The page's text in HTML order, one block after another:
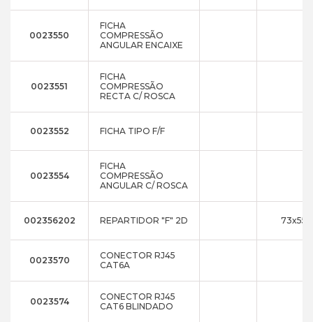
0023550
FICHA
COMPRESSÃO
ANGULAR ENCAIXE
0023551
FICHA
COMPRESSÃO
RECTA C/ ROSCA
0023552 FICHA TIPO F/F
0023554
FICHA
COMPRESSÃO
ANGULAR C/ ROSCA
002356202 REPARTIDOR "F" 2D
0023570
CONECTOR RJ45
CAT6A
0023574
CONECTOR RJ45
CAT6 BLINDADO